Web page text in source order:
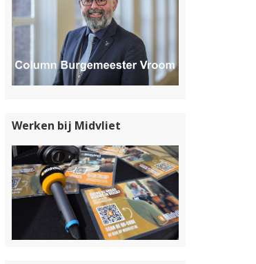
Werken bij Midvliet